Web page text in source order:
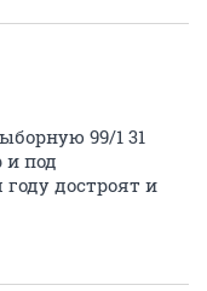
99/1 31
и под
достроят и